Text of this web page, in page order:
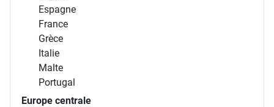
Espagne
France
Grèce
Italie
Malte
Portugal
Europe centrale